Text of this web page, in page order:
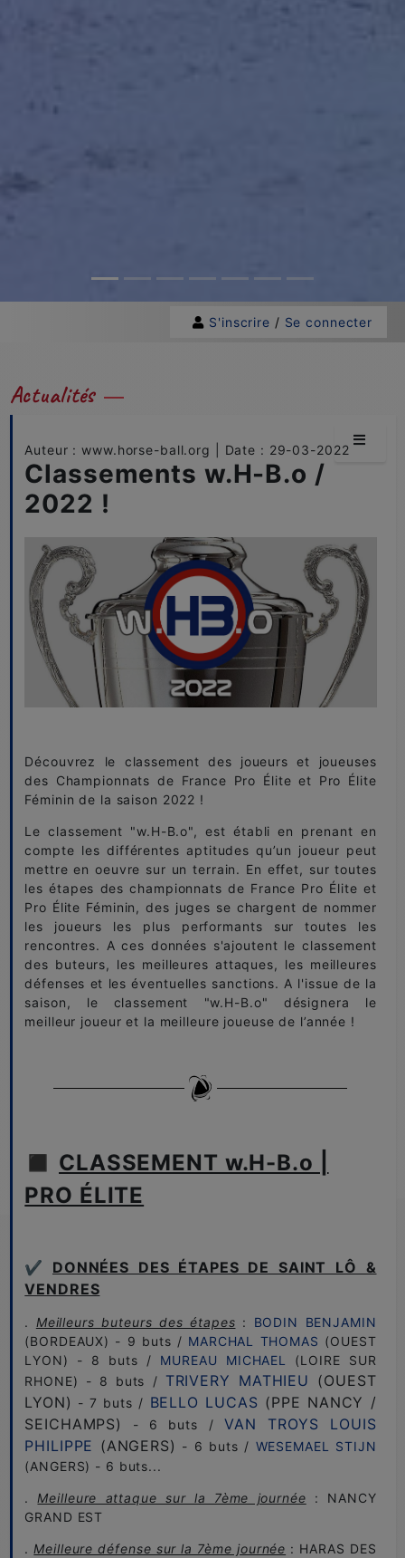
S'inscrire / Se connecter
Actualités
Auteur : www.horse-ball.org | Date : 29-03-2022
Classements w.H-B.o /
2022 !
Découvrez le classement des joueurs et joueuses
des Championnats de France Pro Élite et Pro Élite
Féminin de la saison 2022 !
Le classement "w.H-B.o", est établi en prenant en
compte les différentes aptitudes qu’un joueur peut
mettre en oeuvre sur un terrain. En effet, sur toutes
les étapes des championnats de France Pro Élite et
Pro Élite Féminin, des juges se chargent de nommer
les joueurs les plus performants sur toutes les
rencontres. A ces données s'ajoutent le classement
des buteurs, les meilleures attaques, les meilleures
défenses et les éventuelles sanctions. A l'issue de la
saison, le classement "w.H-B.o" désignera le
meilleur joueur et la meilleure joueuse de l’année !
◼️ CLASSEMENT w.H-B.o |
PRO ÉLITE
✔️ DONNÉES DES ÉTAPES DE SAINT LÔ &
VENDRES
. Meilleurs buteurs des étapes : BODIN BENJAMIN
(BORDEAUX) - 9 buts / MARCHAL THOMAS (OUEST
LYON) - 8 buts / MUREAU MICHAEL
(LOIRE SUR
RHONE) - 8 buts / TRIVERY MATHIEU (OUEST
LYON) - 7 buts / BELLO LUCAS (PPE NANCY /
SEICHAMPS)
- 6 buts / VAN TROYS LOUIS
PHILIPPE (ANGERS) - 6 buts / WESEMAEL STIJN
(ANGERS) - 6 buts...
. Meilleure attaque sur la 7ème journée : NANCY
GRAND EST
. Meilleure défense sur la 7ème journée : HARAS DES